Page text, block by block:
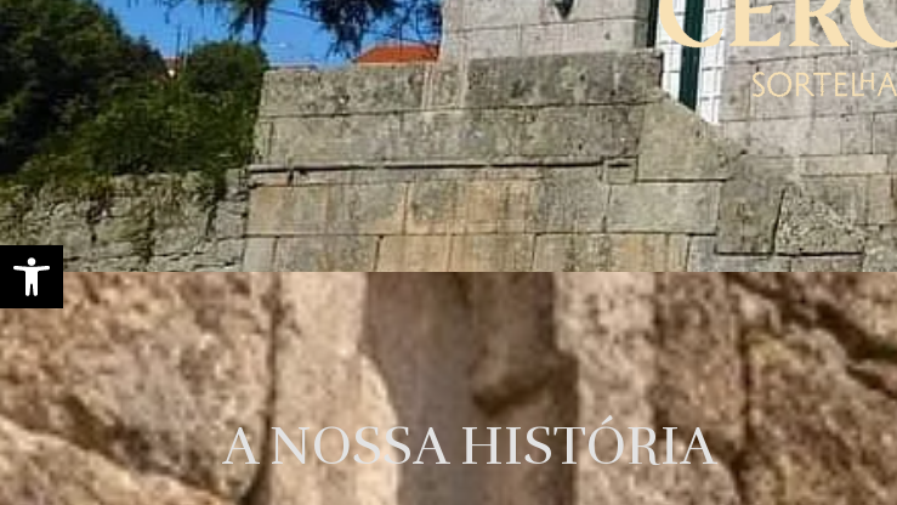
Open toolbar
A NOSSA HISTÓRIA